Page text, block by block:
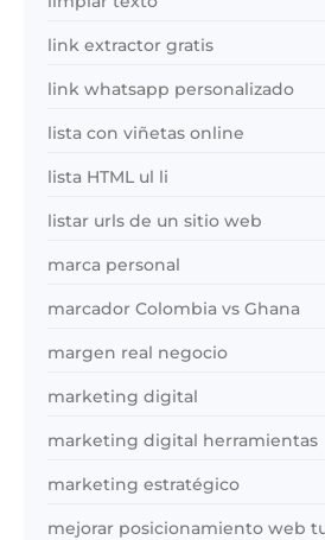
link extractor gratis
link whatsapp personalizado
lista con viñetas online
lista HTML ul li
listar urls de un sitio web
marca personal
marcador Colombia vs Ghana
margen real negocio
marketing digital
marketing digital herramientas
marketing estratégico
mejorar posicionamiento web